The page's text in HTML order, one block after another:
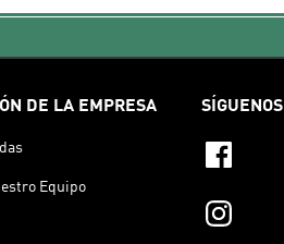
DE LA EMPRESA
Equipo
SÍGUENOS